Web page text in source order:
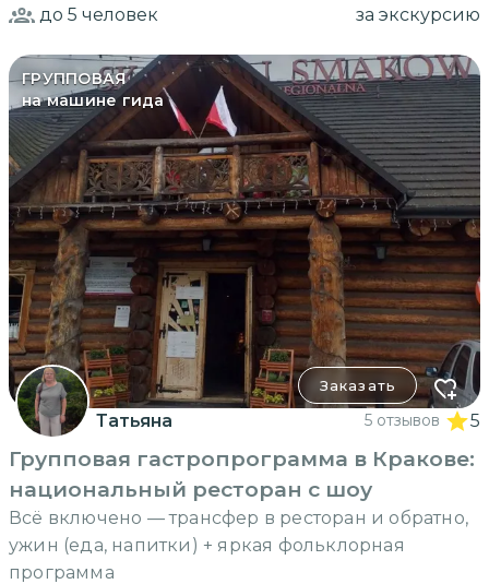
до 5 человек за экскурсию
ГРУППОВАЯ
на машине гида
Заказать
Татьяна 5 отзывов 5
Групповая гастропрограмма в Кракове:
национальный ресторан с шоу
Всё включено — трансфер в ресторан и обратно,
ужин (еда, напитки) + яркая фольклорная
программа